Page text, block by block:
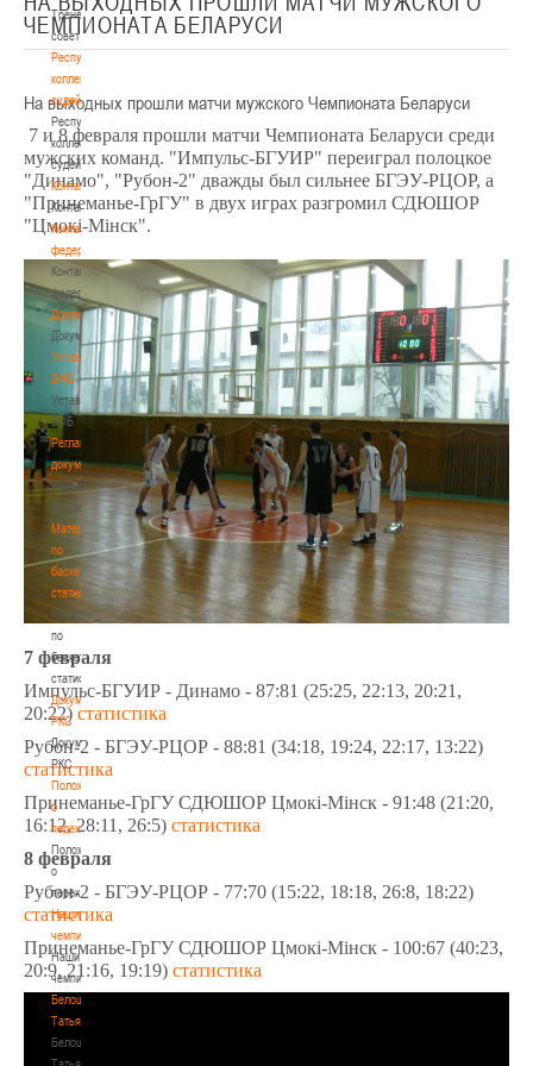
Тренерский
совет
Республиканская
коллегия
судей
Республиканская
коллегия
судей
Контакты
Контакты
Контакты
федерации
Контакты
федерации
Документы
Документы
Устав
БФБ
Устав
БФБ
Регламентирующие
документы
Регламентирующие
документы
Материалы
по
баскетбольной
статистике
Материалы
по
баскетбольной
статистике
Документы
РКС
Документы
РКС
Положение
о
переходах
Положение
о
переходах
Наши
чемпионы
Наши
чемпионы
Белошапко
Татьяна
Белошапко
Татьяна
ЧЕМПИОНАТА БЕЛАРУСИ
На выходных прошли матчи мужского Чемпионата Беларуси
7 и 8 февраля прошли матчи Чемпионата Беларуси среди
мужских команд. "Импульс-БГУИР" переиграл полоцкое
"Динамо", "Рубон-2" дважды был сильнее БГЭУ-РЦОР, а
"Принеманье-ГрГУ" в двух играх разгромил СДЮШОР
"Цмокi-Мiнск".
7 февраля
Импульс-БГУИР - Динамо - 87:81 (25:25, 22:13, 20:21,
20:22) статистика
Рубон-2 - БГЭУ-РЦОР - 88:81 (34:18, 19:24, 22:17, 13:22)
статистика
Принеманье-ГрГУ СДЮШОР Цмокi-Мiнск - 91:48 (21:20,
16:12, 28:11, 26:5) статистика
8 февраля
Рубон-2 - БГЭУ-РЦОР - 77:70 (15:22, 18:18, 26:8, 18:22)
статистика
Принеманье-ГрГУ СДЮШОР Цмокi-Мiнск - 100:67 (40:23,
20:9, 21:16, 19:19) статистика